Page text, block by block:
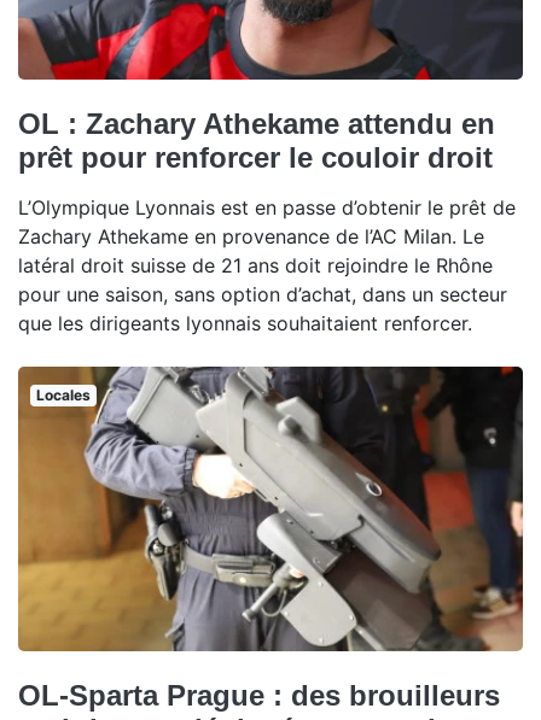
OL : Zachary Athekame attendu en
prêt pour renforcer le couloir droit
L’Olympique Lyonnais est en passe d’obtenir le prêt de
Zachary Athekame en provenance de l’AC Milan. Le
latéral droit suisse de 21 ans doit rejoindre le Rhône
pour une saison, sans option d’achat, dans un secteur
que les dirigeants lyonnais souhaitaient renforcer.
Locales
OL-Sparta Prague : des brouilleurs